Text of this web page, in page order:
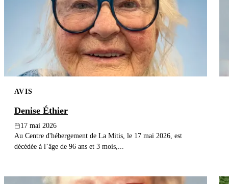
AVIS
Denise Éthier
17 mai 2026
Au Centre d'hébergement de La Mitis, le 17 mai 2026, est
décédée à l’âge de 96 ans et 3 mois,...